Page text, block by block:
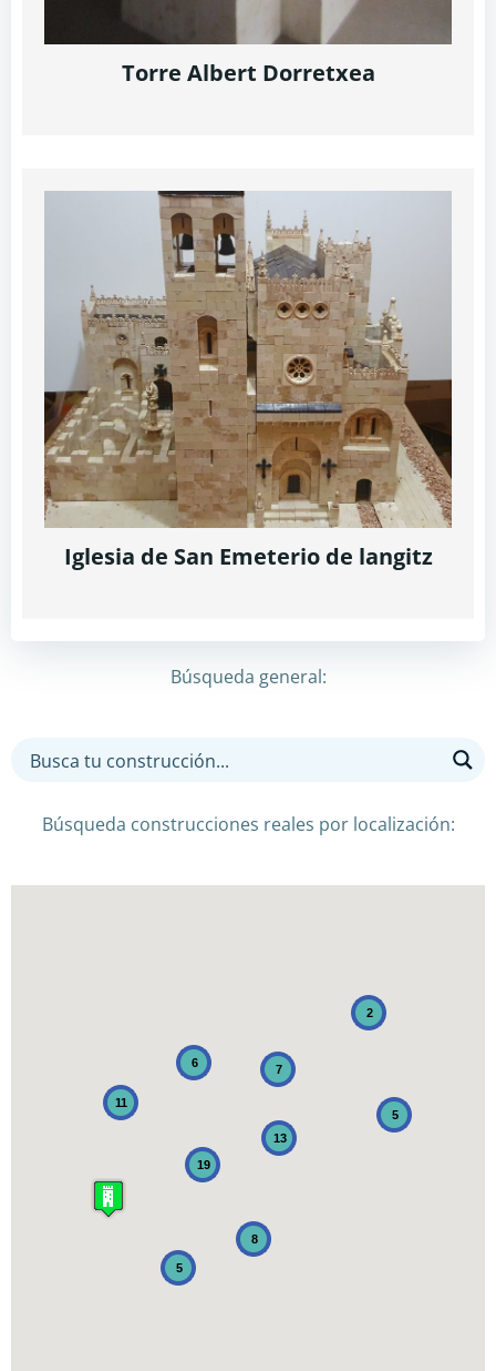
Torre Albert Dorretxea
Iglesia de San Emeterio de langitz
Búsqueda general:
Búsqueda construcciones reales por localización:
19
5
8
5
11
13
6
2
7